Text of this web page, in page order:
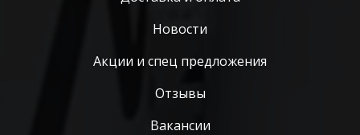
Новости
Акции и спец предложения
Отзывы
Вакансии